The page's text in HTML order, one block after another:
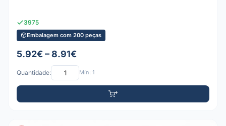
3975
Embalagem com 200 peças
5.92€ – 8.91€
Quantidade: Mín: 1